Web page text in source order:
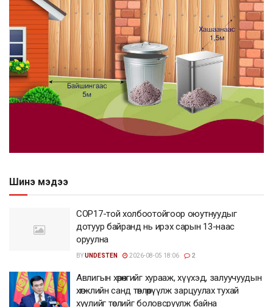
Шинэ мэдээ
COP17-той холбоотойгоор оюутнуудыг
дотуур байранд нь ирэх сарын 13-наас
оруулна
BYUNDESTEN 2026-08-05 18:06 2
Авлигын хөрөнгийг хурааж, хүүхэд, залуучуудын
хөгжлийн санд төвлөрүүлж зарцуулах тухай
хуулийг төслийг боловсруулж байна